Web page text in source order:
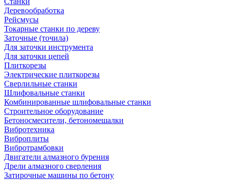
Деревообработка
Рейсмусы
Токарные станки по дереву
Заточные (точила)
Для заточки инструмента
Для заточки цепей
Плиткорезы
Электрические плиткорезы
Сверлильные станки
Шлифовальные станки
Комбинированные шлифовальные станки
Строительное оборудование
Бетоносмесители, бетономешалки
Вибротехника
Виброплиты
Вибротрамбовки
Двигатели алмазного бурения
Дрели алмазного сверления
Затирочные машины по бетону